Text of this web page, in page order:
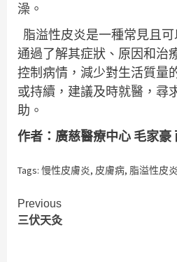
澡。
脂溢性皮炎是一種常見且
通過了解其症狀、原因和治
控制病情，減少對生活質量
或持續，建議及時就醫，尋
助。
作者：廣慈醫療中心 毛家豪
Tags: 慢性皮膚炎, 皮膚病, 脂溢性皮炎
Continue
Reading
Previous
三伏天灸